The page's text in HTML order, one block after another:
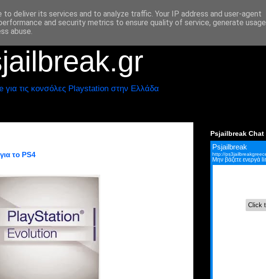
τις κονσόλες Playstation στην Ελλάδα
το PS4
Psjailbreak Chat
deliver its services and to analyze traffic. Your IP address and user-agent
and security metrics to ensure quality of service, generate usage
abuse.